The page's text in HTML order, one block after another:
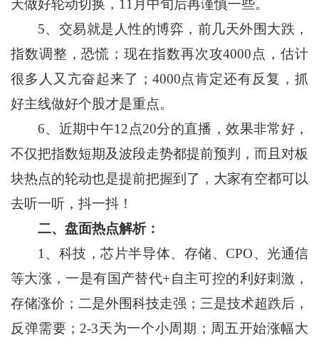
天做好轮动切换，11月中旬后再谨慎一些。
5、交易就是人性的博弈，前几天外围大跌，
指数调整，恐慌；现在指数再次攻4000点，估计
很多人又亢奋起来了；4000点肯定还有反复，抓
好主线做好个股才是重点。
6、近期中午12点20分的直播，效果非常好，
不仅把指数短期及波段走势都提前预判，而且对板
块热点的轮动也是提前把握到了，大家有空都可以
去听一听，抖一抖！
二、盘面热点解析：
1、 科技，芯片半导体、存储、CPO、光通信
等大涨，一是有国产替代+自主可控的利好刺激，
存储涨价；二是外围科技走强；三是技术超跌后，
反弹需要；2-3天为一个小周期；周五开始涨幅大